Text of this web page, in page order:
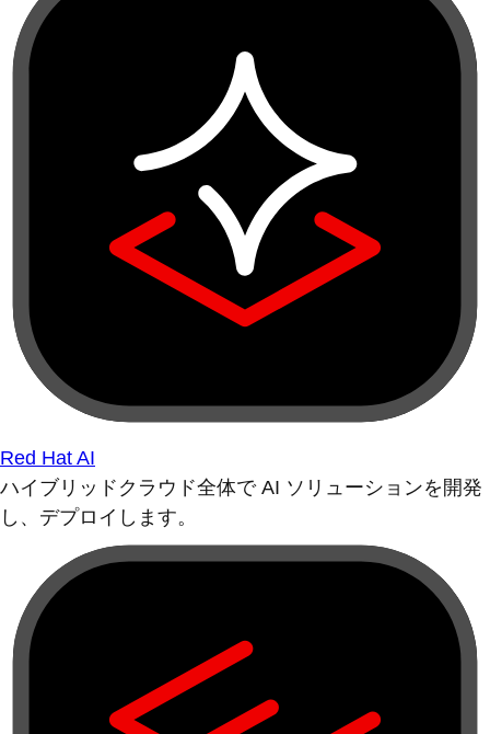
Red Hat AI
ハイブリッドクラウド全体で AI ソリューションを開発
し、デプロイします。